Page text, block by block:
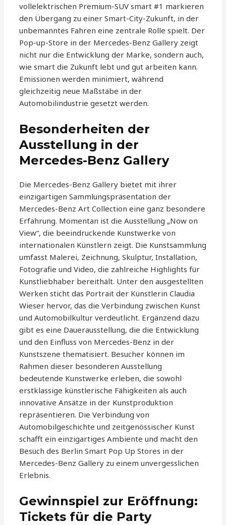
vollelektrischen Premium-SUV smart #1 markieren
den Übergang zu einer Smart-City-Zukunft, in der
unbemanntes Fahren eine zentrale Rolle spielt. Der
Pop-up-Store in der Mercedes-Benz Gallery zeigt
nicht nur die Entwicklung der Marke, sondern auch,
wie smart die Zukunft lebt und gut arbeiten kann.
Emissionen werden minimiert, während
gleichzeitig neue Maßstäbe in der
Automobilindustrie gesetzt werden.
Besonderheiten der
Ausstellung in der
Mercedes-Benz Gallery
Die Mercedes-Benz Gallery bietet mit ihrer
einzigartigen Sammlungspräsentation der
Mercedes-Benz Art Collection eine ganz besondere
Erfahrung. Momentan ist die Ausstellung „Now on
View“, die beeindruckende Kunstwerke von
internationalen Künstlern zeigt. Die Kunstsammlung
umfasst Malerei, Zeichnung, Skulptur, Installation,
Fotografie und Video, die zahlreiche Highlights für
Kunstliebhaber bereithält. Unter den ausgestellten
Werken sticht das Portrait der Künstlerin Claudia
Wieser hervor, das die Verbindung zwischen Kunst
und Automobilkultur verdeutlicht. Ergänzend dazu
gibt es eine Dauerausstellung, die die Entwicklung
und den Einfluss von Mercedes-Benz in der
Kunstszene thematisiert. Besucher können im
Rahmen dieser besonderen Ausstellung
bedeutende Kunstwerke erleben, die sowohl
erstklassige künstlerische Fähigkeiten als auch
innovative Ansätze in der Kunstproduktion
repräsentieren. Die Verbindung von
Automobilgeschichte und zeitgenössischer Kunst
schafft ein einzigartiges Ambiente und macht den
Besuch des Berlin Smart Pop Up Stores in der
Mercedes-Benz Gallery zu einem unvergesslichen
Erlebnis.
Gewinnspiel zur Eröffnung:
Tickets für die Party